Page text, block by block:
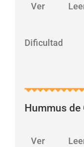
…Ver Leer
Dificultad
Hummus de
…Ver Leer